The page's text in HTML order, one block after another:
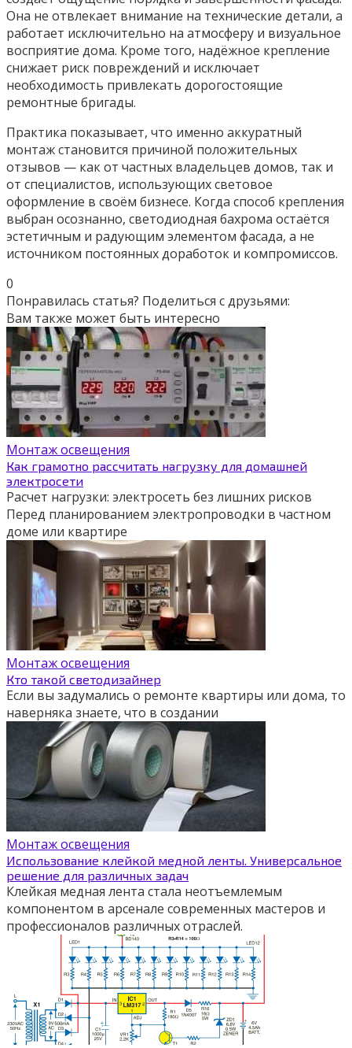
Она не отвлекает внимание на технические детали, а
работает исключительно на атмосферу и визуальное
восприятие дома. Кроме того, надёжное крепление
снижает риск повреждений и исключает
необходимость привлекать дорогостоящие
ремонтные бригады.
Практика показывает, что именно аккуратный
монтаж становится причиной положительных
отзывов — как от частных владельцев домов, так и
от специалистов, использующих световое
оформление в своём бизнесе. Когда способ крепления
выбран осознанно, светодиодная бахрома остаётся
эстетичным и радующим элементом фасада, а не
источником постоянных доработок и компромиссов.
0
Понравилась статья? Поделиться с друзьями:
Вам также может быть интересно
Монтаж освещения
Как грамотно рассчитать нагрузку для домашней
электросети
Расчет нагрузки: электросеть без лишних рисков
Перед планированием электропроводки в частном
доме или квартире
Монтаж освещения
Кто такой светодизайнер
Если вы задумались о ремонте квартиры или дома, то
наверняка знаете, что в создании
Монтаж освещения
Использование клейкой медной ленты. Универсальное
решение для различных задач
Клейкая медная лента стала неотъемлемым
компонентом в арсенале современных мастеров и
профессионалов различных отраслей.